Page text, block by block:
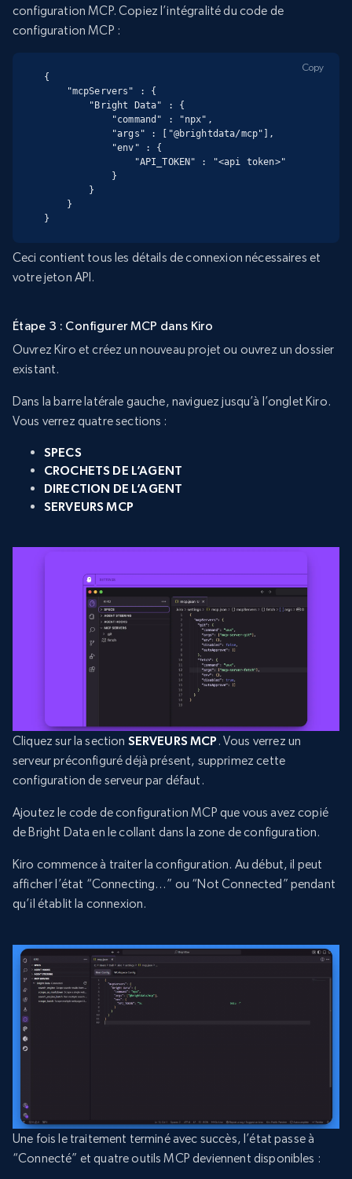
configuration MCP. Copiez l’intégralité du code de
configuration MCP :
{
}
Copy
Ceci contient tous les détails de connexion nécessaires et
votre jeton API.
Étape 3 : Configurer MCP dans Kiro
Ouvrez Kiro et créez un nouveau projet ou ouvrez un dossier
existant.
Dans la barre latérale gauche, naviguez jusqu’à l’onglet Kiro.
Vous verrez quatre sections :
SPECS
CROCHETS DE L’AGENT
DIRECTION DE L’AGENT
SERVEURS MCP
Cliquez sur la section SERVEURS MCP . Vous verrez un
serveur préconfiguré déjà présent, supprimez cette
configuration de serveur par défaut.
Ajoutez le code de configuration MCP que vous avez copié
de Bright Data en le collant dans la zone de configuration.
Kiro commence à traiter la configuration. Au début, il peut
afficher l’état “Connecting…” ou “Not Connected” pendant
qu’il établit la connexion.
Une fois le traitement terminé avec succès, l’état passe à
“Connecté” et quatre outils MCP deviennent disponibles :